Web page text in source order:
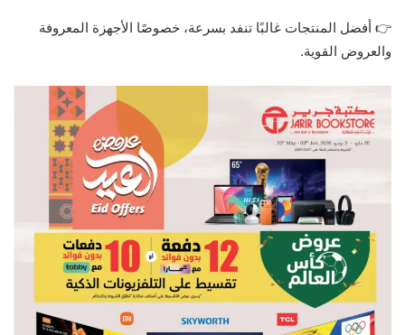
👉 أفضل المنتجات غالبًا تنفد بسرعة، خصوصًا الأجهزة المعروفة
والعروض القوية.